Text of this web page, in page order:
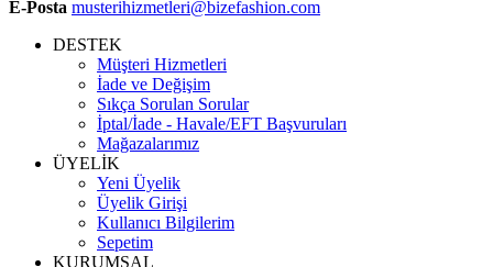
E-Posta musterihizmetleri@bizefashion.com
DESTEK
Müşteri Hizmetleri
İade ve Değişim
Sıkça Sorulan Sorular
İptal/İade - Havale/EFT Başvuruları
Mağazalarımız
ÜYELİK
Yeni Üyelik
Üyelik Girişi
Kullanıcı Bilgilerim
Sepetim
KURUMSAL